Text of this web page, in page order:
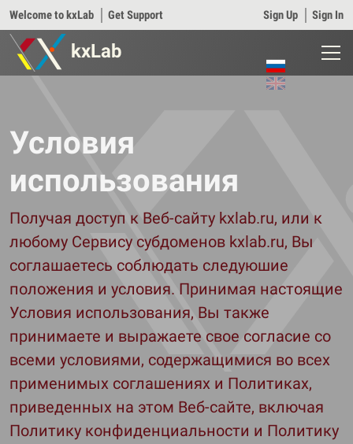
Welcome to kxLab Get Support Sign Up Sign In
kxLab
Условия
использования
Получая доступ к Веб-сайту kxlab.ru, или к
любому Сервису субдоменов kxlab.ru, Вы
соглашаетесь соблюдать следуюшие
положения и условия. Принимая настоящие
Условия использования, Вы также
принимаете и выражаете свое согласие со
всеми условиями, содержащимися во всех
применимых соглашениях и Политиках,
приведенных на этом Веб-сайте, включая
Политику конфиденциальности и Политику